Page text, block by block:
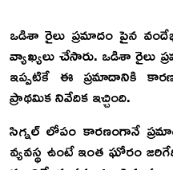
ఒడిశా రైలు ప్రమాదం పైన
వ్యాఖ్యలు చేసారు. ఒడిశా రైలు
ఇప్పటికే ఈ ప్రమాదానికి
ప్రాథమిక నివేదిక ఇచ్చింది.
సిగ్నల్‌ లోపం కారణంగానే
వ్యవస్థ ఉంటే ఇంత ఘోరం